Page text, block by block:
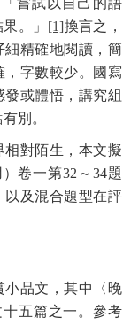
。」 [1]換言之，
精確地閱讀，簡
字數較少。國寫
或體悟，講究組
別。
對陌生，本文擬
卷一第32 ～ 34題
以及混合題型在評
小品文，其中
〈晚
五篇之一。參考